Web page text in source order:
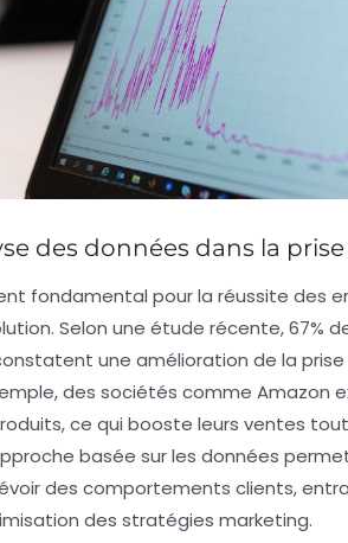
des données dans la
fondamental pour la réussite des
Selon une étude récente, 67%
une amélioration de la
des sociétés comme Amazon
ce qui booste leurs ventes
basée sur les données
des comportements clients,
des stratégies marketing.